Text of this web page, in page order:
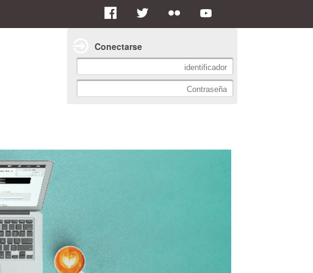
Conectarse